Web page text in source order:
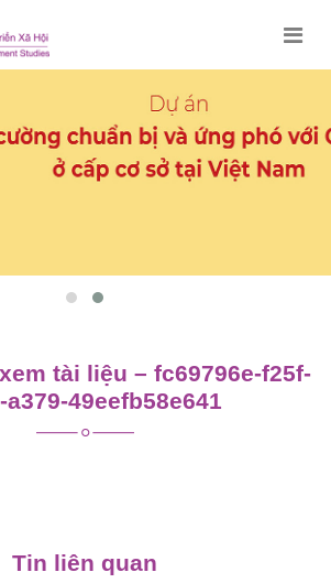
tài liệu – fc69796e-f25f-
a379-49eefb58e641
Tin liên quan